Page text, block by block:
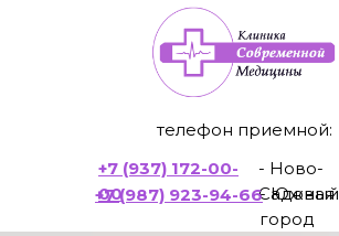
+7 (937) 172-00-
00
- Ново-
Садовая
телефон приемной:
- Южный
город
+7 (987) 923-94-66